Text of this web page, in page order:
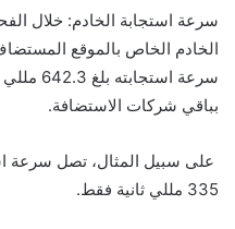
سرعة استجابة الخادم: خلال
الخادم الخاص بالموقع
سرعة
بباقي شركات الاستضافة.
على سبيل المثال، تصل سرعة
335 مللي ثانية فقط.